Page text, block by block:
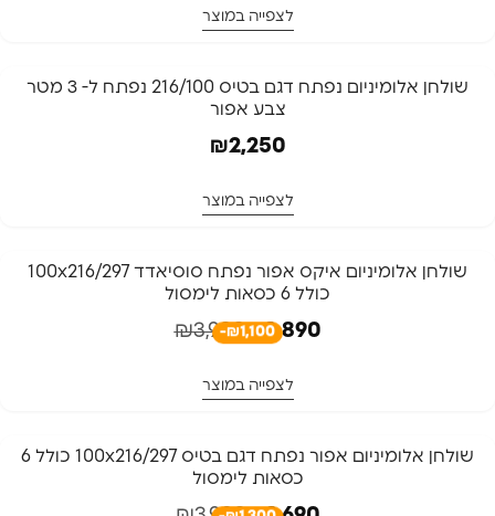
לצפייה במוצר
שולחן אלומיניום נפתח דגם בטיס 216/100 נפתח ל- 3 מטר
צבע אפור
₪2,250
לצפייה במוצר
-28%
שולחן אלומיניום איקס אפור נפתח סוסיאדד 100x216/297
כולל 6 כסאות לימסול
₪3,990₪2,890
-₪1,100
לצפייה במוצר
-33%
שולחן אלומיניום אפור נפתח דגם בטיס 100x216/297 כולל 6
כסאות לימסול